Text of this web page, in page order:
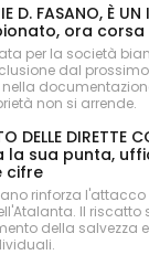
D. FASANO, È
ora corsa
per la società
dal
non si arrende.
DELLE DIRETTE
la sua punta,
cifre
rinforza
Il riscatto
della salvezza